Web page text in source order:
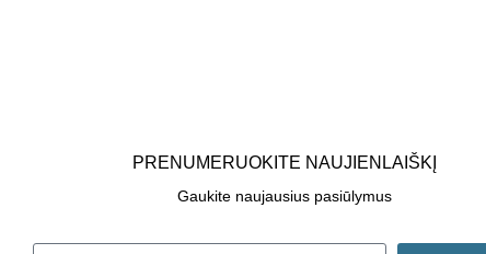
PRENUMERUOKITE NAUJIENLAIŠKĮ
Gaukite naujausius pasiūlymus